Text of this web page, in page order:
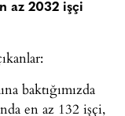
az 2032 işçi
baktığımızda
en az 132 işçi,